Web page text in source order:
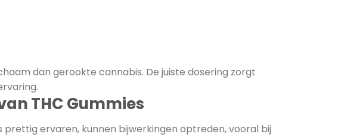
dan gerookte cannabis. De juiste dosering zorgt
THC Gummies
prettig ervaren, kunnen bijwerkingen optreden, vooral bij